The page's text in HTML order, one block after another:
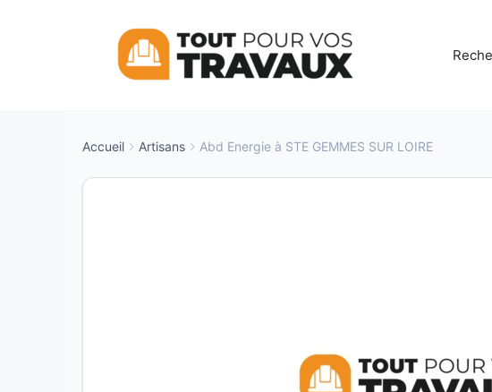
Accueil Artisans Abd Energie à STE GEMMES SUR LOIRE